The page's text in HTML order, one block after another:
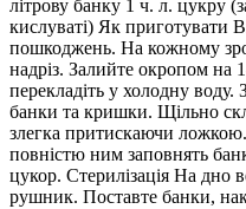
літрову банку 1 ч. л. цукру
кислуваті) Як приготувати
пошкоджень. На кожному
надріз. Залийте окропом на
перекладіть у холодну воду.
банки та кришки. Щільно
злегка притискаючи
повністю ним заповнять
цукор. Стерилізація На дно
рушник. Поставте банки,